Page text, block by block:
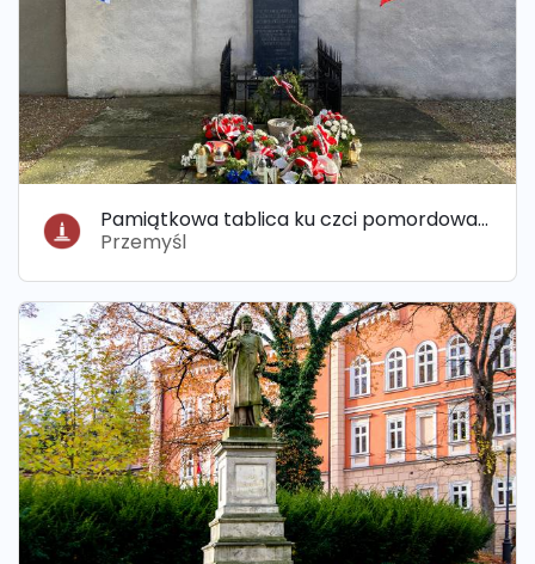
Pamiątkowa tablica ku czci pomordowanych Żydów z przemyskiego getta
Przemyśl